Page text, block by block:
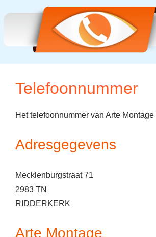
Telefoonnummer
Het telefoonnummer van Arte Montage
Adresgegevens
Mecklenburgstraat 71
2983 TN
RIDDERKERK
Arte Montage